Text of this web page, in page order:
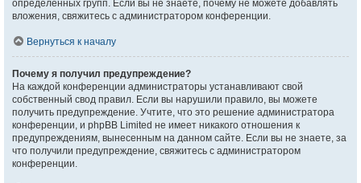
определённых групп. Если вы не знаете, почему не можете добавлять
вложения, свяжитесь с администратором конференции.
Вернуться к началу
Почему я получил предупреждение?
На каждой конференции администраторы устанавливают свой
собственный свод правил. Если вы нарушили правило, вы можете
получить предупреждение. Учтите, что это решение администратора
конференции, и phpBB Limited не имеет никакого отношения к
предупреждениям, вынесенным на данном сайте. Если вы не знаете, за
что получили предупреждение, свяжитесь с администратором
конференции.